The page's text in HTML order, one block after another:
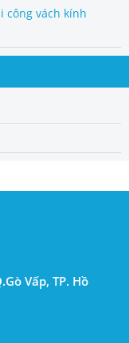
công vách kính
Vấp, TP. Hồ